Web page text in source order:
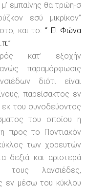
εμπαίνης θα τρώη-σ
εσύ μικρίκον”
και το: “ Ε! Φώνα
κατ’ εξοχήν
παραμόρφωσις
διότι είναι
παρείσακτος εν
του συνοδεύοντος
του οποίου η
προς το Ποντιακόν
των χορευτών
δεξιά και αριστερά
λανσιέδες,
εν μέσω του κύκλου